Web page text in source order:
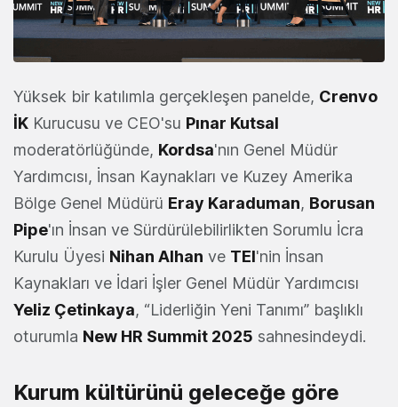
Yüksek bir katılımla gerçekleşen panelde, Crenvo
İK Kurucusu ve CEO'su Pınar Kutsal
moderatörlüğünde, Kordsa'nın Genel Müdür
Yardımcısı, İnsan Kaynakları ve Kuzey Amerika
Bölge Genel Müdürü Eray Karaduman, Borusan
Pipe'ın İnsan ve Sürdürülebilirlikten Sorumlu İcra
Kurulu Üyesi Nihan Alhan ve TEI'nin İnsan
Kaynakları ve İdari İşler Genel Müdür Yardımcısı
Yeliz Çetinkaya, “Liderliğin Yeni Tanımı” başlıklı
oturumla New HR Summit 2025 sahnesindeydi.
Kurum kültürünü geleceğe göre